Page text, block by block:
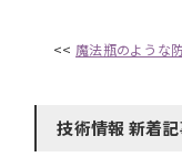
<< 魔法瓶のような
技術情報 新着